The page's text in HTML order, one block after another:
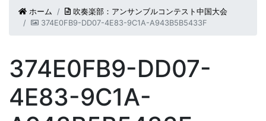
ホーム
吹奏楽部：アンサンブルコンテスト中国大会
374E0FB9-DD07-4E83-9C1A-A943B5B5433F
374E0FB9-DD07-
4E83-9C1A-